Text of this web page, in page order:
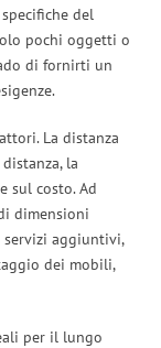
del
pochi oggetti o
di fornirti un
La distanza
la
sul costo. Ad
dimensioni
aggiuntivi,
dei mobili,
per il lungo